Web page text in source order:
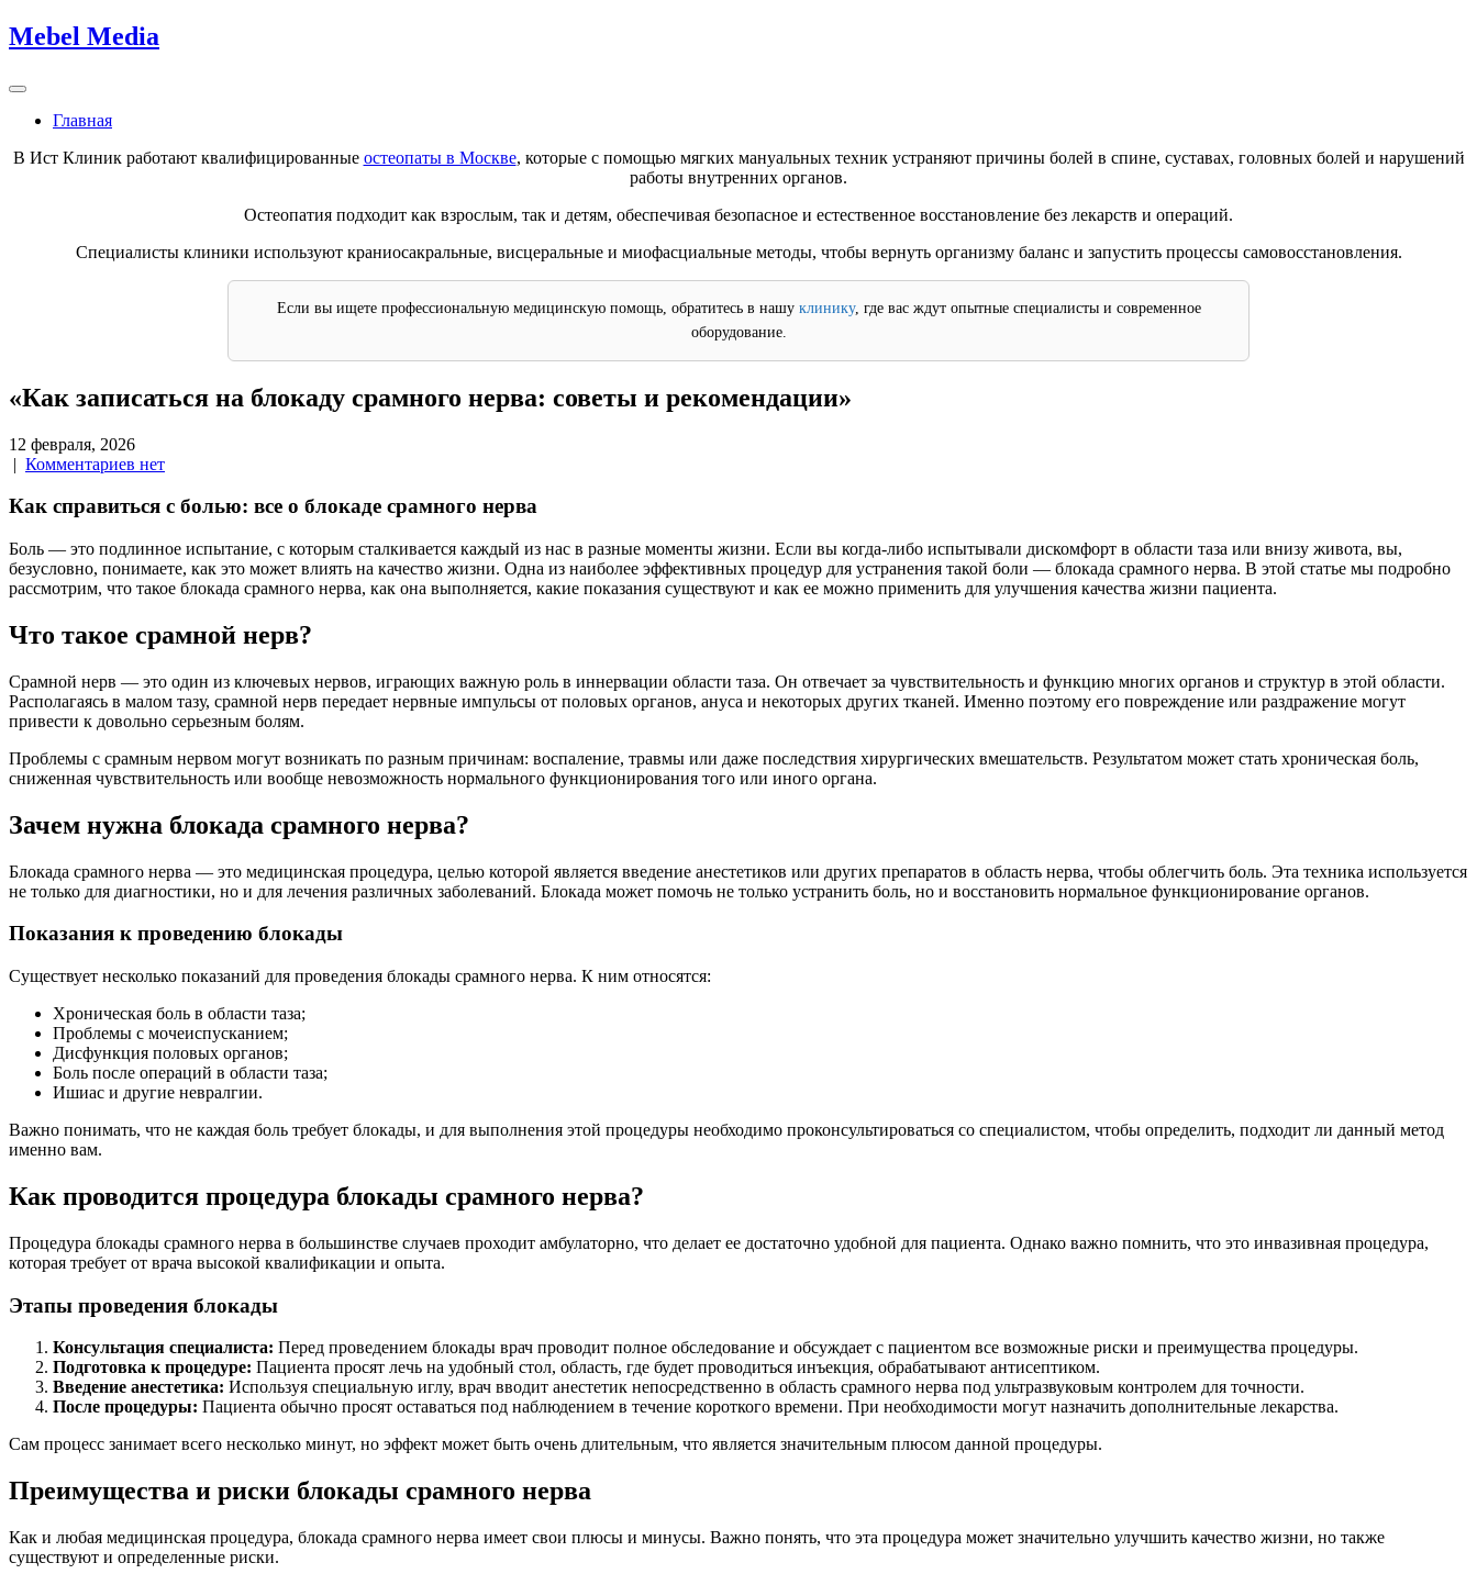
Skip
to
Mebel Media
Главная
В Ист Клиник работают квалифицированные остеопаты в Москве, которые с помощью мягких мануальных техник устраняют причины болей в спине, суставах, головных болей и нарушений
работы внутренних органов.
Остеопатия подходит как взрослым, так и детям, обеспечивая безопасное и естественное восстановление без лекарств и операций.
Специалисты клиники используют краниосакральные, висцеральные и миофасциальные методы, чтобы вернуть организму баланс и запустить процессы самовосстановления.
Если вы ищете профессиональную медицинскую помощь, обратитесь в нашу клинику, где вас ждут опытные специалисты и современное
оборудование.
«Как записаться на блокаду срамного нерва: советы и рекомендации»
12 февраля, 2026
| Комментариев нет
Как справиться с болью: все о блокаде срамного нерва
Боль — это подлинное испытание, с которым сталкивается каждый из нас в разные моменты жизни. Если вы когда-либо испытывали дискомфорт в области таза или внизу живота, вы,
безусловно, понимаете, как это может влиять на качество жизни. Одна из наиболее эффективных процедур для устранения такой боли — блокада срамного нерва. В этой статье мы подробно
рассмотрим, что такое блокада срамного нерва, как она выполняется, какие показания существуют и как ее можно применить для улучшения качества жизни пациента.
Что такое срамной нерв?
Срамной нерв — это один из ключевых нервов, играющих важную роль в иннервации области таза. Он отвечает за чувствительность и функцию многих органов и структур в этой области.
Располагаясь в малом тазу, срамной нерв передает нервные импульсы от половых органов, ануса и некоторых других тканей. Именно поэтому его повреждение или раздражение могут
привести к довольно серьезным болям.
Проблемы с срамным нервом могут возникать по разным причинам: воспаление, травмы или даже последствия хирургических вмешательств. Результатом может стать хроническая боль,
сниженная чувствительность или вообще невозможность нормального функционирования того или иного органа.
Зачем нужна блокада срамного нерва?
Блокада срамного нерва — это медицинская процедура, целью которой является введение анестетиков или других препаратов в область нерва, чтобы облегчить боль. Эта техника используется
не только для диагностики, но и для лечения различных заболеваний. Блокада может помочь не только устранить боль, но и восстановить нормальное функционирование органов.
Показания к проведению блокады
Существует несколько показаний для проведения блокады срамного нерва. К ним относятся:
Хроническая боль в области таза;
Проблемы с мочеиспусканием;
Дисфункция половых органов;
Боль после операций в области таза;
Ишиас и другие невралгии.
Важно понимать, что не каждая боль требует блокады, и для выполнения этой процедуры необходимо проконсультироваться со специалистом, чтобы определить, подходит ли данный метод
именно вам.
Как проводится процедура блокады срамного нерва?
Процедура блокады срамного нерва в большинстве случаев проходит амбулаторно, что делает ее достаточно удобной для пациента. Однако важно помнить, что это инвазивная процедура,
которая требует от врача высокой квалификации и опыта.
Этапы проведения блокады
Консультация специалиста: Перед проведением блокады врач проводит полное обследование и обсуждает с пациентом все возможные риски и преимущества процедуры.
Подготовка к процедуре: Пациента просят лечь на удобный стол, область, где будет проводиться инъекция, обрабатывают антисептиком.
Введение анестетика: Используя специальную иглу, врач вводит анестетик непосредственно в область срамного нерва под ультразвуковым контролем для точности.
После процедуры: Пациента обычно просят оставаться под наблюдением в течение короткого времени. При необходимости могут назначить дополнительные лекарства.
Сам процесс занимает всего несколько минут, но эффект может быть очень длительным, что является значительным плюсом данной процедуры.
Преимущества и риски блокады срамного нерва
Как и любая медицинская процедура, блокада срамного нерва имеет свои плюсы и минусы. Важно понять, что эта процедура может значительно улучшить качество жизни, но также
существуют и определенные риски.